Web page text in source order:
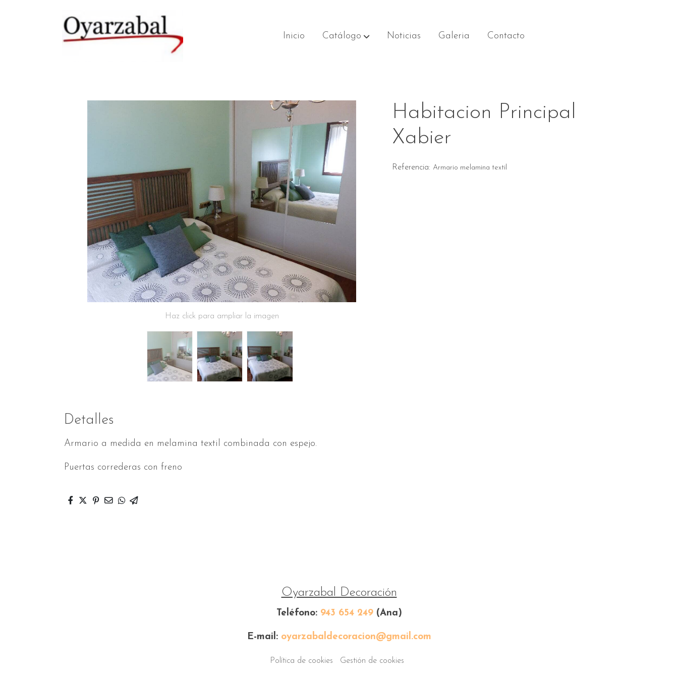
Inicio Catálogo Noticias Galeria Contacto
Haz click para ampliar la imagen
Detalles
Armario a medida en melamina textil combinada con espejo.
Puertas correderas con freno
Habitacion Principal
Xabier
Referencia: Armario melamina textil
Oyarzabal Decoración
Teléfono: 943 654 249 (Ana)
E-mail: oyarzabaldecoracion@gmail.com
Política de cookies Gestión de cookies